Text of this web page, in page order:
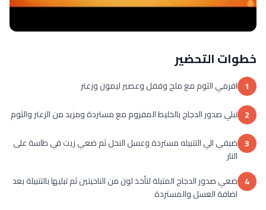
خطوات التحضير
1 افرمي الثوم مع ملح وففل وعصير ليمون وزعتر
2 تبلي صدور الدجاج بالخليط المفروم مع مستردة ومزيد من الزعتر والثوم
3 ضيفي الي التتبيله مستردة وعسل النحل ثم ضعي زيت في طاسة على
النار
4 ضعي صدور الدجاج المتبلة لتأخذ لون من الناحيتين ثم تبليها بالتتبيلة بعد
اضافة العسل والمستردة